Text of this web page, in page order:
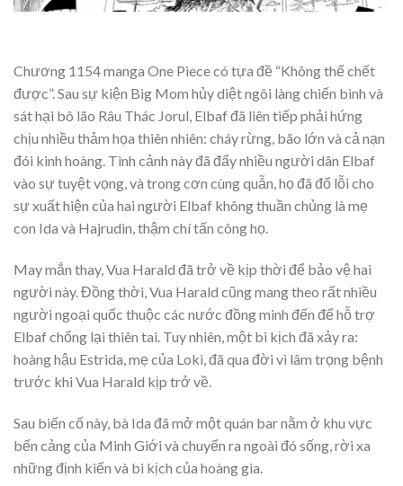
Chương 1154 manga One Piece có tựa đề “Không thể chết
được”. Sau sự kiện Big Mom hủy diệt ngôi làng chiến binh và
sát hại bô lão Râu Thác Jorul, Elbaf đã liên tiếp phải hứng
chịu nhiều thảm họa thiên nhiên: cháy rừng, bão lớn và cả nạn
đói kinh hoàng. Tình cảnh này đã đẩy nhiều người dân Elbaf
vào sự tuyệt vọng, và trong cơn cùng quẫn, họ đã đổ lỗi cho
sự xuất hiện của hai người Elbaf không thuần chủng là mẹ
con Ida và Hajrudin, thậm chí tấn công họ.
May mắn thay, Vua Harald đã trở về kịp thời để bảo vệ hai
người này. Đồng thời, Vua Harald cũng mang theo rất nhiều
người ngoại quốc thuộc các nước đồng minh đến để hỗ trợ
Elbaf chống lại thiên tai. Tuy nhiên, một bi kịch đã xảy ra:
hoàng hậu Estrida, mẹ của Loki, đã qua đời vì lâm trọng bệnh
trước khi Vua Harald kịp trở về.
Sau biến cố này, bà Ida đã mở một quán bar nằm ở khu vực
bến cảng của Minh Giới và chuyển ra ngoài đó sống, rời xa
những định kiến và bi kịch của hoàng gia.